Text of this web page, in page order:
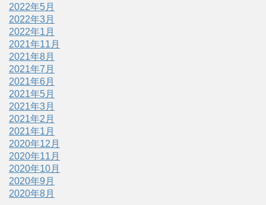
2022年5月
2022年3月
2022年1月
2021年11月
2021年8月
2021年7月
2021年6月
2021年5月
2021年3月
2021年2月
2021年1月
2020年12月
2020年11月
2020年10月
2020年9月
2020年8月